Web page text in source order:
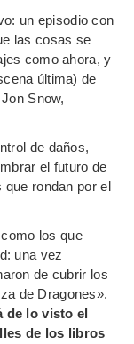
un episodio con
las cosas se
como ahora, y
última) de
Snow,
de daños,
el futuro de
que rondan por el
los que
una vez
de cubrir los
de Dragones».
de lo visto el
de los libros